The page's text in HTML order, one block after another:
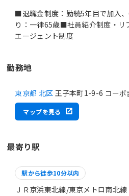
■退職金制度：勤続5年目で加入
り：一律65歳■社員紹介制度・
エージェント制度
勤務地
東京都 北区 王子本町1-9-6 コーポ
マップを見る
最寄り駅
駅から徒歩10分以内
ＪＲ京浜東北線/東京メトロ南北線